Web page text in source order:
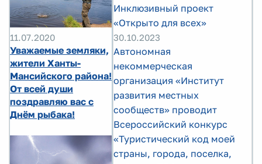
11.07.2020
Уважаемые земляки,
жители Ханты-
Мансийского района!
От всей души
поздравляю вас с
Днём рыбака!
Инклюзивный проект
«Открыто для всех»
30.10.2023
Автономная
некоммерческая
организация «Институт
развития местных
сообществ» проводит
Всероссийский конкурс
«Туристический код моей
страны, города, поселка,